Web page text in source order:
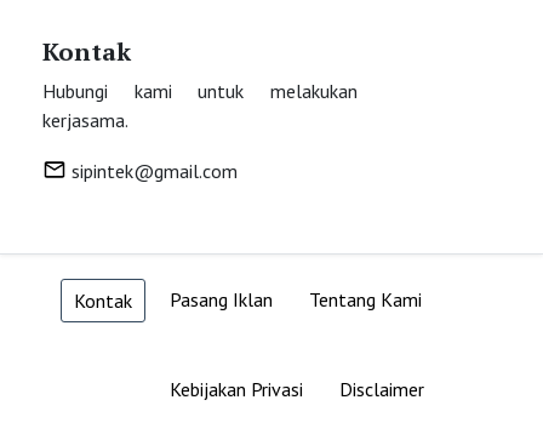
Kontak
Hubungi kami untuk melakukan
kerjasama.
sipintek@gmail.com
Kontak Pasang Iklan Tentang Kami
Kebijakan Privasi Disclaimer